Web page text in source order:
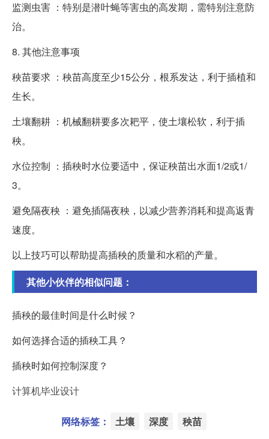
监测虫害 ：特别是潜叶蝇等害虫的高发期，需特别注意防
治。
8. 其他注意事项
秧苗要求 ：秧苗高度至少15公分，根系发达，利于插植和
生长。
土壤翻耕 ：机械翻耕要多次耙平，使土壤松软，利于插
秧。
水位控制 ：插秧时水位要适中，保证秧苗出水面1/2或1/
3。
避免隔夜秧 ：避免插隔夜秧，以减少营养消耗和提高返青
速度。
以上技巧可以帮助提高插秧的质量和水稻的产量。
其他小伙伴的相似问题：
插秧的最佳时间是什么时候？
如何选择合适的插秧工具？
插秧时如何控制深度？
计算机毕业设计
网络标签： 土壤 深度 秧苗